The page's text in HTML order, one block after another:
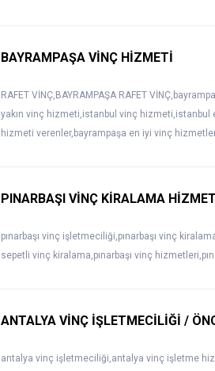
BAYRAMPAŞA VİNÇ HİZMETİ
RAFET VİNÇ,BAYRAMPAŞA RAFET
yakın vinç hizmeti,istanbul vinç
hizmeti verenler,bayrampaşa en iyi vinç
PINARBAŞI VİNÇ KİRALAMA
pınarbaşı vinç işletmeciliği,pınarbaşı vinç
sepetli vinç kiralama,pınarbaşı vinç
ANTALYA VİNÇ İŞLETMECİLİĞİ /
antalya vinç işletmeciliği,antalya vinç işletme